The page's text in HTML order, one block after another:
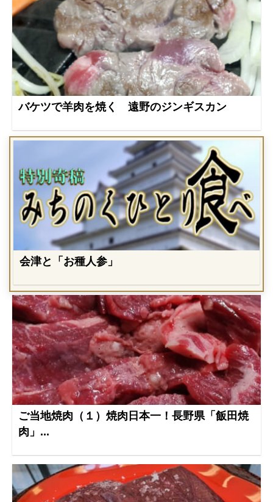
バケツで羊肉を焼く 遠野のジンギスカン
会津と「お種人参」
ご当地焼肉（１）焼肉日本一！長野県「飯田焼
肉」...